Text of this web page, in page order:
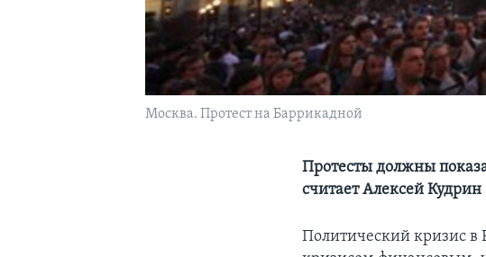
Москва. Протест на Баррикадной
Протесты должны
считает Алексей Кудрин
Политический кризис в